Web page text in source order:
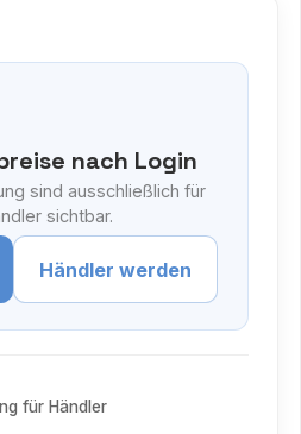
nach Login
sind ausschließlich für
sichtbar.
Händler werden
für Händler